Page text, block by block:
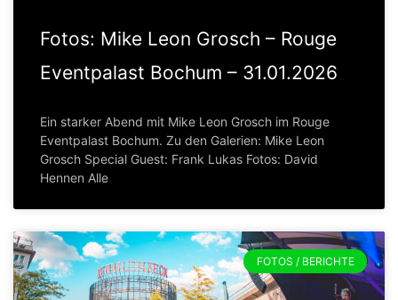
Fotos: Mike Leon Grosch – Rouge
Eventpalast Bochum – 31.01.2026
Ein starker Abend mit Mike Leon Grosch im Rouge
Eventpalast Bochum. Zu den Galerien: Mike Leon
Grosch Special Guest: Frank Lukas Fotos: David
Hennen Alle
FOTOS / BERICHTE